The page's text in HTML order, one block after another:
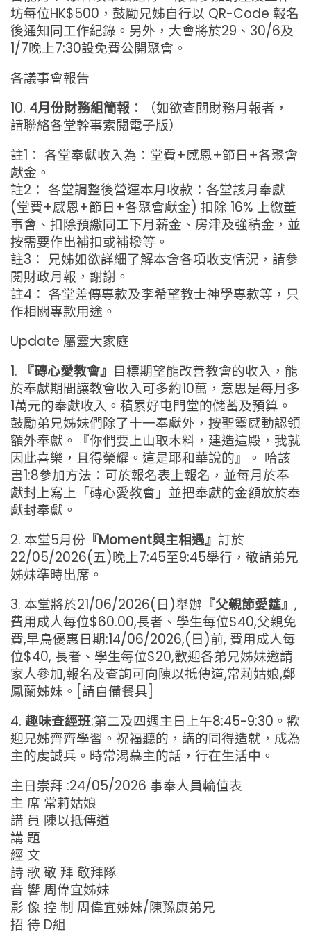
坊每位HK$500，鼓勵兄姊自行以 QR-Code 報名
後通知同工作紀錄。另外，大會將於29、30/6及
1/7晚上7:30設免費公開聚會。
各議事會報告
10. 4月份財務組簡報 ：（如欲查閱財務月報者，
請聯絡各堂幹事索閱電子版）
註1： 各堂奉獻收入為：堂費+感恩+節日+各聚會
獻金。
註2： 各堂調整後營運本月收款：各堂該月奉獻
(堂費+感恩+節日+各聚會獻金) 扣除 16% 上繳董
事會、扣除預繳同工下月薪金、房津及強積金，並
按需要作出補扣或補撥等。
註3： 兄姊如欲詳細了解本會各項收支情況，請參
閱財政月報，謝謝。
註4： 各堂差傳專款及李希望教士神學專款等，只
作相關專款用途。
Update 屬靈大家庭
1.
『磚心愛教會』 目標期望能改善教會的收入，能
於奉獻期間讓教會收入可多約10萬，意思是每月多
1萬元的奉獻收入。積累好屯門堂的儲蓄及預算。
鼓勵弟兄姊妹們除了十一奉獻外，按聖靈感動認領
額外奉獻。『你們要上山取木料，建造這殿，我就
因此喜樂，且得榮耀。這是耶和華說的』。 哈該
書1:8參加方法：可於報名表上報名，並每月於奉
獻封上寫上「磚心愛教會」並把奉獻的金額放於奉
獻封奉獻。
2. 本堂5月份 『Moment與主相遇』 訂於
22/05/2026(五)晚上7:45至9:45舉行，敬請弟兄
姊妹準時出席。
3. 本堂將於21/06/2026(日)舉辦 『父親節愛筵』 ,
費用成人每位$60.00,長者、學生每位$40,父親免
費,早鳥優惠日期:14/06/2026,(日)前, 費用成人每
位$40, 長者、學生每位$20,歡迎各弟兄姊妹邀請
家人參加,報名及查詢可向陳以抵傳道,常莉姑娘,鄭
鳳蘭姊妹。[請自備餐具]
4. 趣味查經班:第二及四週主日上午8:45-9:30。歡
迎兄姊齊齊學習。祝福聽的，講的同得造就，成為
主的虔誠兵。時常渴慕主的話，行在生活中。
主日崇拜 :24/05/2026 事奉人員輪值表
主 席 常莉姑娘
講 員 陳以抵傳道
講 題
經 文
詩 歌 敬 拜 敬拜隊
音 響 周偉宜姊妹
影 像 控 制 周偉宜姊妹/陳豫康弟兄
招 待 D組